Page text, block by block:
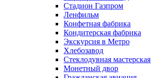
Стадион Газпром
Ленфильм
Конфетная фабрика
Кондитерская фабрика
Экскурсия в Метро
Хлебозавод
Стеклодувная мастерская
Монетный двор